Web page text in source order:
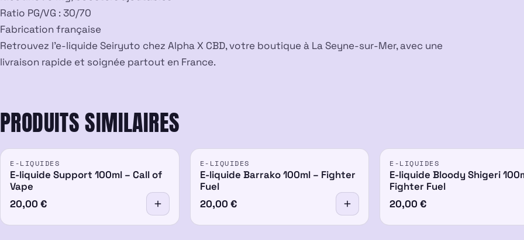
Ratio PG/VG : 30/70
Fabrication française
Retrouvez l’e-liquide Seiryuto chez Alpha X CBD, votre boutique à La Seyne-sur-Mer, avec une
livraison rapide et soignée partout en France.
PRODUITS SIMILAIRES
E-LIQUIDES
E-liquide Support 100ml – Call of
Vape
20,00 €
E-LIQUIDES
E-liquide Barrako 100ml – Fighter
Fuel
20,00 €
E-LIQUIDES
E-liquide Bloody Shigeri
Fighter Fuel
20,00 €